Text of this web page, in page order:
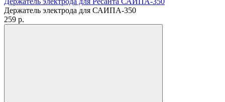
Держатель электрода для САИПА-350
259 p.